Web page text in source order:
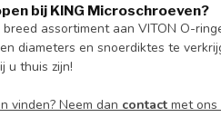
bij KING Microschroeven?
assortiment aan VITON O-
diameters en snoerdiktes te
u thuis zijn!
vinden? Neem dan contact met ons